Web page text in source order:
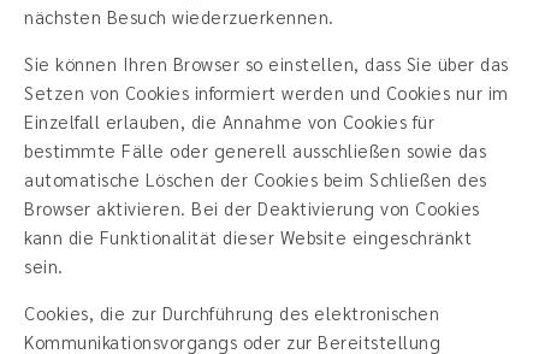
nächsten Besuch wiederzuerkennen.
Sie können Ihren Browser so einstellen, dass Sie über das
Setzen von Cookies informiert werden und Cookies nur im
Einzelfall erlauben, die Annahme von Cookies für
bestimmte Fälle oder generell ausschließen sowie das
automatische Löschen der Cookies beim Schließen des
Browser aktivieren. Bei der Deaktivierung von Cookies
kann die Funktionalität dieser Website eingeschränkt
sein.
Cookies, die zur Durchführung des elektronischen
Kommunikationsvorgangs oder zur Bereitstellung